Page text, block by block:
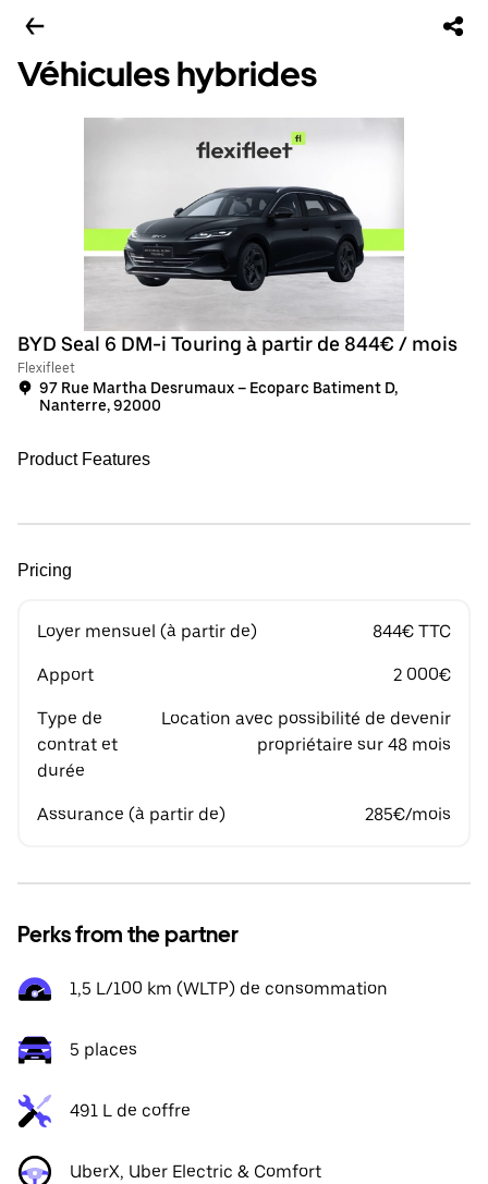
Véhicules hybrides
BYD Seal 6 DM-i Touring à partir de 844€ / mois
Flexifleet
97 Rue Martha Desrumaux – Ecoparc Batiment D,
Nanterre, 92000
Product Features
Pricing
Loyer mensuel (à partir de) 844€ TTC
Apport 2 000€
Type de
contrat et
durée
Location avec possibilité de devenir
propriétaire sur 48 mois
Assurance (à partir de) 285€/mois
Perks from the partner
1,5 L/100 km (WLTP) de consommation
5 places
491 L de coffre
UberX, Uber Electric & Comfort